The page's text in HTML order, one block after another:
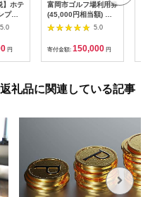
】ホテ
プ体
5.0
円
富岡市ゴルフ場利用券
(45,000円相当額) ゴ
ルフ チケット 平日 土
日 祝日 プレー券 関東
群馬県 首都圏 F20E-
382
5.0
寄付金額: 150,000 円
礼品に関連している記事